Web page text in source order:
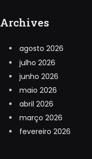
Archives
agosto 2026
julho 2026
junho 2026
maio 2026
abril 2026
março 2026
fevereiro 2026